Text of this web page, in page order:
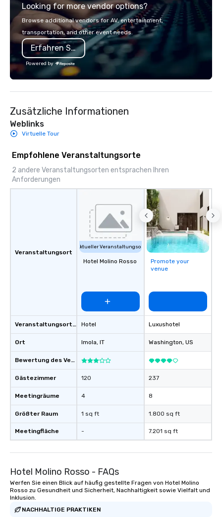
you will know quality when you travel
with La Costa Limousine.
Looking for more vendor options?
Browse additional vendors for AV, entertainment,
transportation, and other event needs.
Erfahren Sie mehr
Powered by
Zusätzliche Informationen
Weblinks
Virtuelle Tour
Empfohlene Veranstaltungsorte
2 andere Veranstaltungsorten entsprachen Ihren
Anforderungen
Veranstaltungsort
Veranstaltungsortstyp
Ort
Bewertung des Veranstaltungsortes
Gästezimmer
Meetingräume
Größter Raum
Meetingfläche
Aktueller Veranstaltungsort
Hotel Molino Rosso
Hotel
Imola, IT
120
4
1 sq ft
-
Promote your
venue
Luxushotel
Washington, US
237
8
1.800 sq ft
7.201 sq ft
Hotel Molino Rosso - FAQs
Werfen Sie einen Blick auf häufig gestellte Fragen von Hotel Molino
Rosso zu Gesundheit und Sicherheit, Nachhaltigkeit sowie Vielfalt und
Inklusion.
NACHHALTIGE PRAKTIKEN